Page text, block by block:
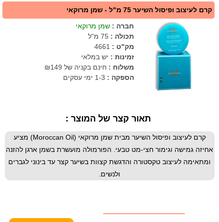
קרם לעיצוב ופיסול השיער 75 מ"ל - שמן מרוקאי
חברה : שמן מרוקאי
תכולה : 75 מ"ל
מק"ט :
4661
זמינות : יש במלאי
משלוח : חינם בקניה של ₪149
הספקה : 1-3 ימי עסקים
תאור קצר של המוצר :
קרם לעיצוב ופיסול השיער מבית שמן מרוקאי (Moroccan Oil) מציע
אחיזה גמישה וגימור חצי-מט טבעי. הפורמולה מועשרת בשמן ארגן להזנה
ומתאימה לעיצוב טקסטורה והדגשת קצוות בשיער קצר עד בינוני לגברים
ולנשים.